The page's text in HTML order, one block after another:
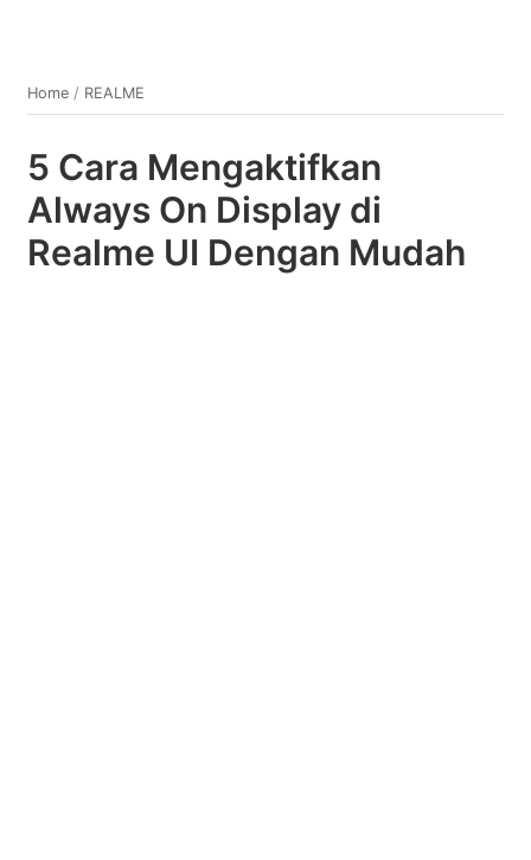
Home / REALME
5 Cara Mengaktifkan
Always On Display di
Realme UI Dengan Mudah